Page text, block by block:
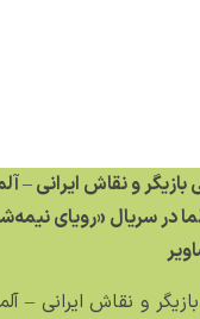
بازیگر و نقاش ایرانی –
در سریال «رویای
و نقاش ایرانی –